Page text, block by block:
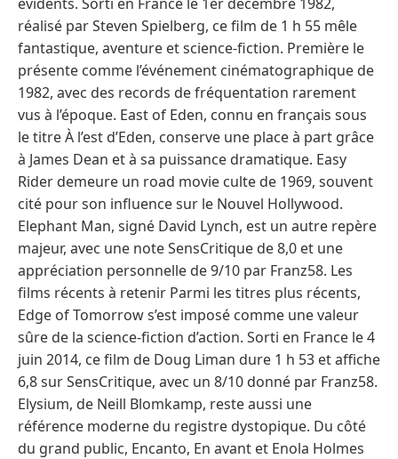
réalisé par Steven Spielberg, ce film de 1 h 55 mêle
fantastique, aventure et science-fiction. Première le
présente comme l’événement cinématographique de
1982, avec des records de fréquentation rarement
vus à l’époque. East of Eden, connu en français sous
le titre À l’est d’Eden, conserve une place à part grâce
à James Dean et à sa puissance dramatique. Easy
Rider demeure un road movie culte de 1969, souvent
cité pour son influence sur le Nouvel Hollywood.
Elephant Man, signé David Lynch, est un autre repère
majeur, avec une note SensCritique de 8,0 et une
appréciation personnelle de 9/10 par Franz58. Les
films récents à retenir Parmi les titres plus récents,
Edge of Tomorrow s’est imposé comme une valeur
sûre de la science-fiction d’action. Sorti en France le 4
juin 2014, ce film de Doug Liman dure 1 h 53 et affiche
6,8 sur SensCritique, avec un 8/10 donné par Franz58.
Elysium, de Neill Blomkamp, reste aussi une
référence moderne du registre dystopique. Du côté
du grand public, Encanto, En avant et Enola Holmes